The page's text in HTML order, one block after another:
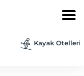
Kayak Otelleri